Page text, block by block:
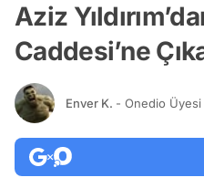
Aziz
Caddesi’ne
Enver K. - Onedio Üyesi